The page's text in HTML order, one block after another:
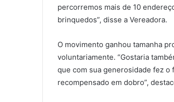
percorremos mais de 10
brinquedos”, disse a Vereadora.
O movimento ganhou tamanha
voluntariamente. “Gostaria
que com sua generosidade fez
recompensado em dobro”,